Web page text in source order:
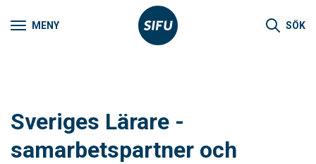
MENY SÖK
Sveriges Lärare -
samarbetspartner och